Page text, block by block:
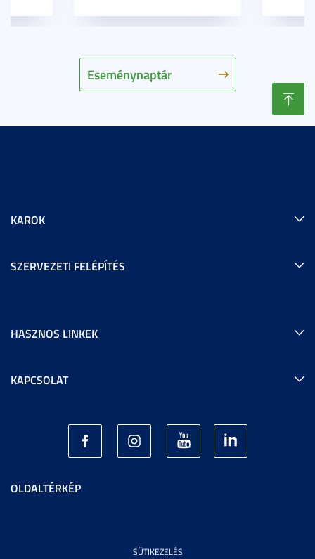
Eseménynaptár
KAROK
SZERVEZETI FELÉPÍTÉS
HASZNOS LINKEK
KAPCSOLAT
OLDALTÉRKÉP
SÜTIKEZELÉS